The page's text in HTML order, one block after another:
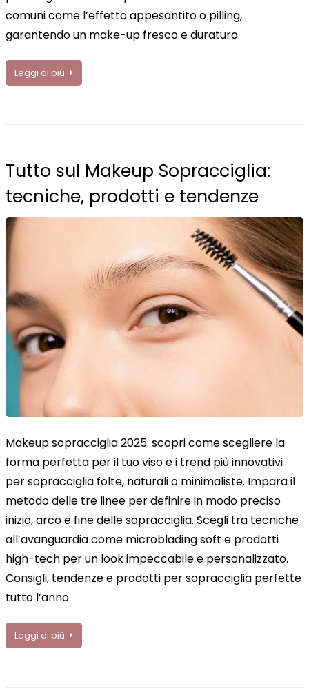
comuni come l’effetto appesantito o pilling,
garantendo un make-up fresco e duraturo.
Leggi di più
Tutto sul Makeup Sopracciglia:
tecniche, prodotti e tendenze
Makeup sopracciglia 2025: scopri come scegliere la
forma perfetta per il tuo viso e i trend più innovativi
per sopracciglia folte, naturali o minimaliste. Impara il
metodo delle tre linee per definire in modo preciso
inizio, arco e fine delle sopracciglia. Scegli tra tecniche
all’avanguardia come microblading soft e prodotti
high-tech per un look impeccabile e personalizzato.
Consigli, tendenze e prodotti per sopracciglia perfette
tutto l’anno.
Leggi di più